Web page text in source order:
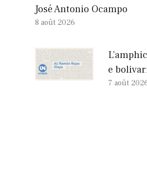
José Antonio Ocampo
8 août 2026
e
7 août